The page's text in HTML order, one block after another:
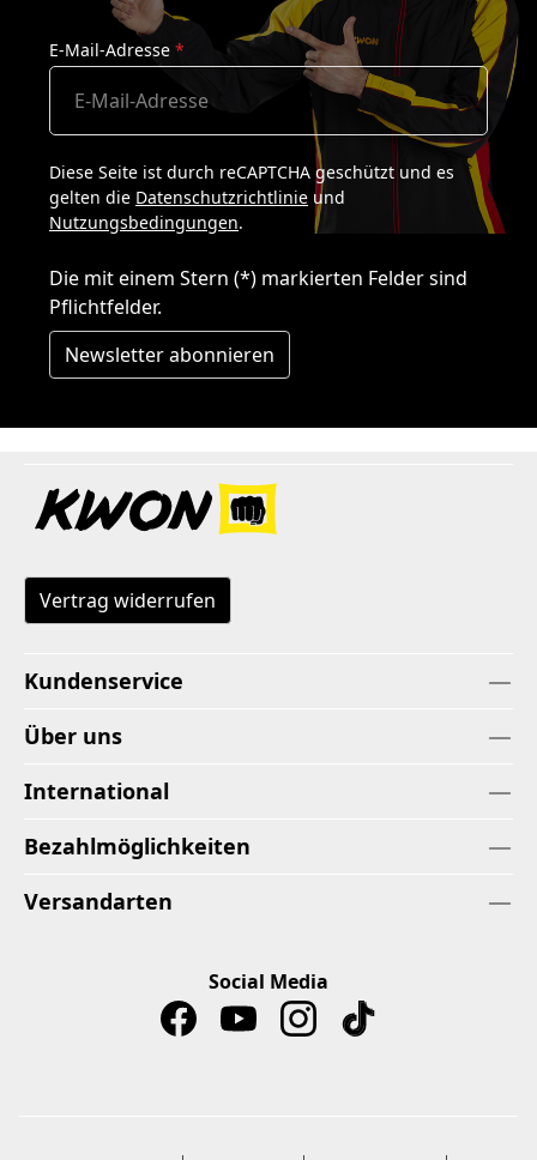
E-Mail-Adresse *
Diese Seite ist durch reCAPTCHA geschützt und es
gelten die Datenschutzrichtlinie und
Nutzungsbedingungen.
Die mit einem Stern (*) markierten Felder sind
Pflichtfelder.
Newsletter abonnieren
Vertrag widerrufen
Kundenservice
Über uns
International
Bezahlmöglichkeiten
Versandarten
Social Media